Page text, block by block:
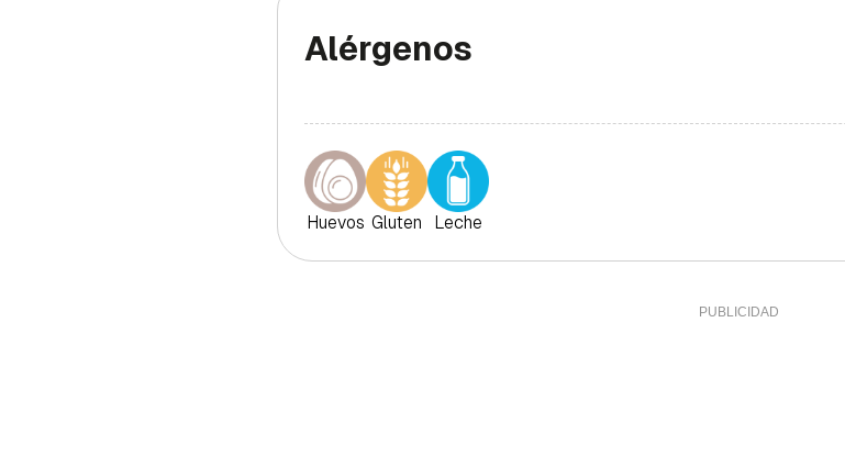
Alérgenos
Huevos Gluten Leche